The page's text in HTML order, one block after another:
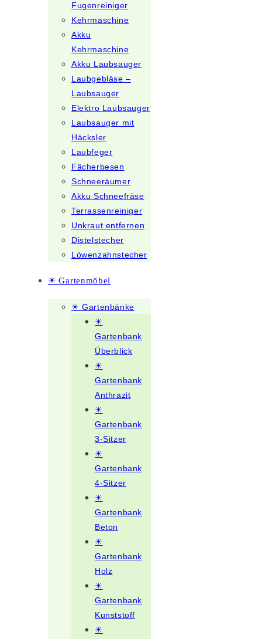
Fugenreiniger
Kehrmaschine
Akku
Kehrmaschine
Akku Laubsauger
Laubgebläse –
Laubsauger
Elektro Laubsauger
Laubsauger mit
Häcksler
Laubfeger
Fächerbesen
Schneeräumer
Akku Schneefräse
Terrassenreiniger
Unkraut entfernen
Distelstecher
Löwenzahnstecher
☀ Gartenmöbel
☀ Gartenbänke
☀
Gartenbank
Überblick
☀
Gartenbank
Anthrazit
☀
Gartenbank
3-Sitzer
☀
Gartenbank
4-Sitzer
☀
Gartenbank
Beton
☀
Gartenbank
Holz
☀
Gartenbank
Kunststoff
☀